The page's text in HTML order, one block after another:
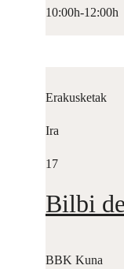
10:00h-12:00h
Erakusketak
Ira
17
Bilbi
BBK Kuna